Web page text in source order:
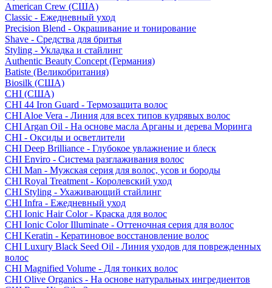
American Crew (США)
Classic - Ежедневный уход
Precision Blend - Окрашивание и тонирование
Shave - Средства для бритья
Styling - Укладка и стайлинг
Authentic Beauty Concept (Германия)
Batiste (Великобритания)
Biosilk (США)
CHI (США)
CHI 44 Iron Guard - Термозащита волос
CHI Aloe Vera - Линия для всех типов кудрявых волос
CHI Argan Oil - На основе масла Арганы и дерева Моринга
CHI - Оксиды и осветлители
CHI Deep Brilliance - Глубокое увлажнение и блеск
CHI Enviro - Система разглаживания волос
CHI Man - Мужская серия для волос, усов и бороды
CHI Royal Treatment - Королевский уход
CHI Styling - Ухаживающий стайлинг
CHI Infra - Ежедневный уход
CHI Ionic Hair Color - Краска для волос
CHI Ionic Color Illuminate - Оттеночная серия для волос
CHI Keratin - Кератиновое восстановление волос
CHI Luxury Black Seed Oil - Линия уходов для поврежденных
волос
CHI Magnified Volume - Для тонких волос
CHI Olive Organics - На основе натуральных ингредиентов